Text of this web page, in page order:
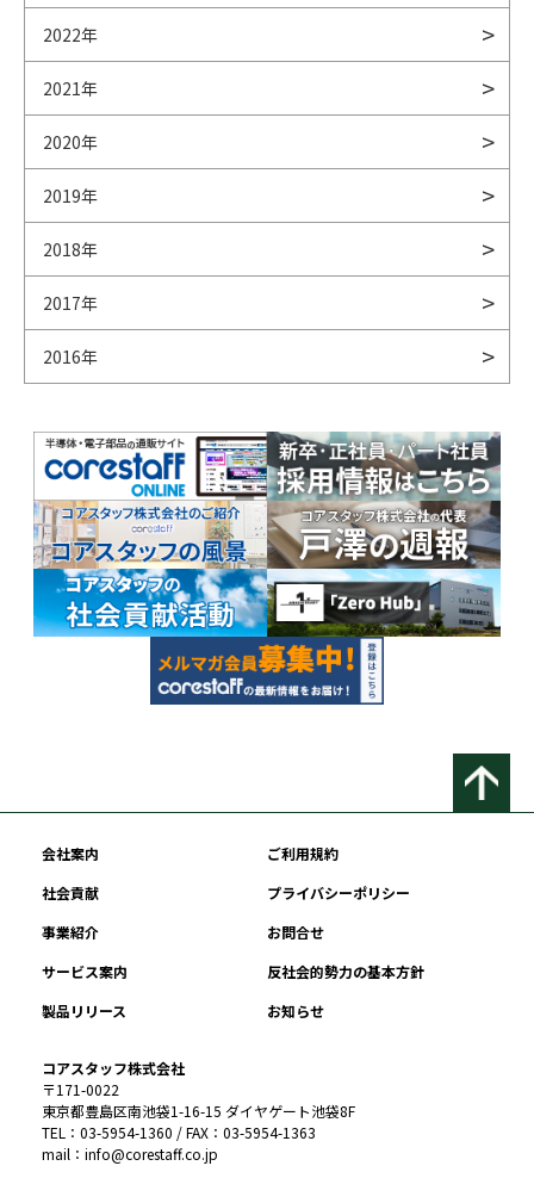
2022年
2021年
2020年
2019年
2018年
2017年
2016年
会社案内
ご利用規約
社会貢献
プライバシーポリシー
事業紹介
お問合せ
サービス案内
反社会的勢力の基本方針
製品リリース
お知らせ
コアスタッフ株式会社
〒171-0022
東京都豊島区南池袋1-16-15 ダイヤゲート池袋8F
TEL：03-5954-1360 / FAX：03-5954-1363
mail：info@corestaff.co.jp